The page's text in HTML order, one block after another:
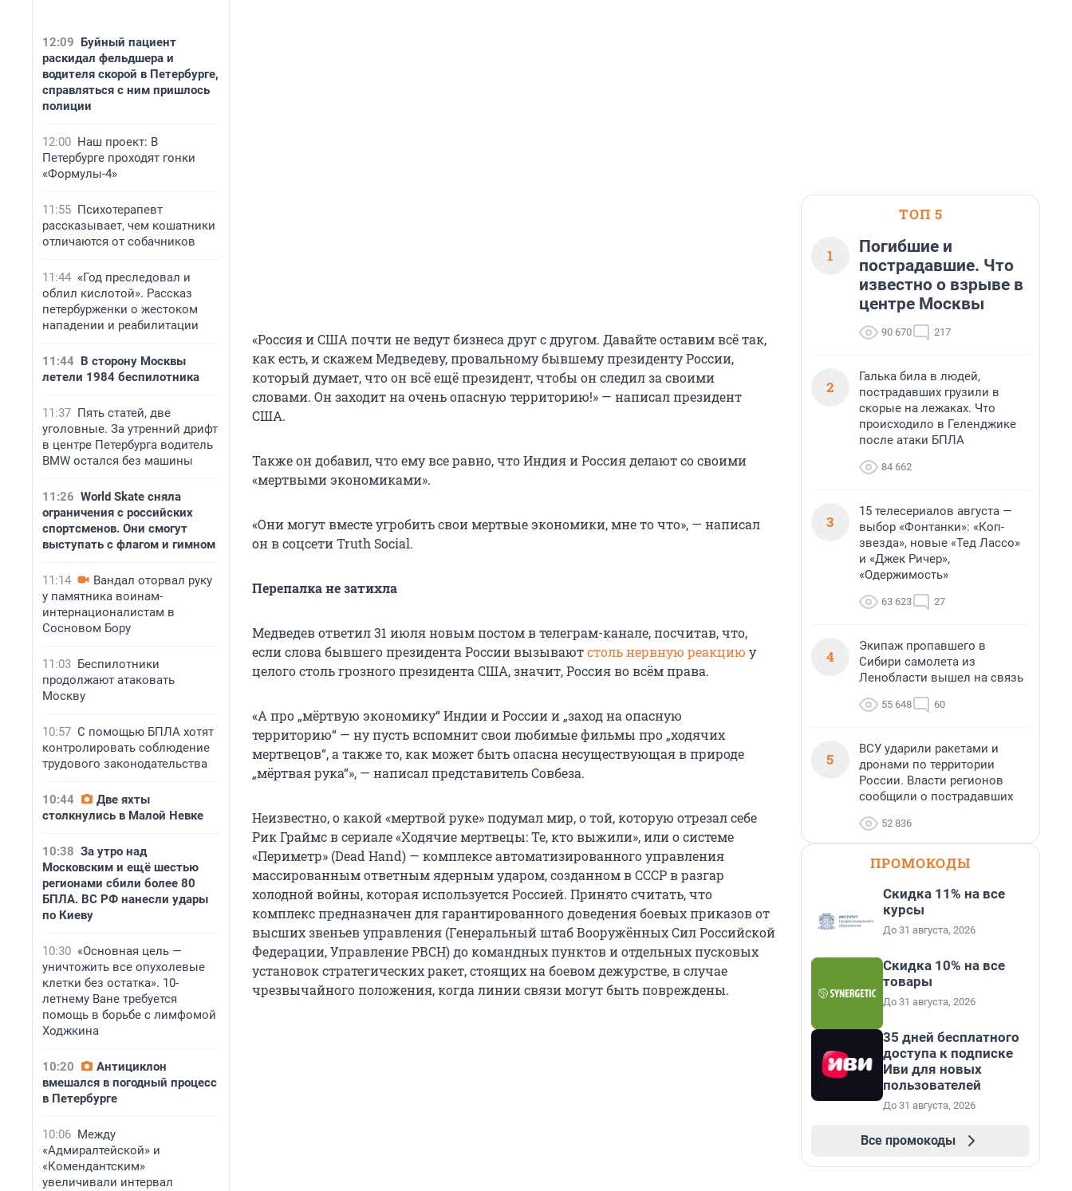
12:09 Буйный пациент
раскидал фельдшера и
водителя скорой в Петербурге,
справляться с ним пришлось
полиции
12:00 Наш проект: В
Петербурге проходят гонки
«Формулы-4»
11:55 Психотерапевт
рассказывает, чем кошатники
отличаются от собачников
11:44 «Год преследовал и
облил кислотой». Рассказ
петербурженки о жестоком
нападении и реабилитации
11:44 В сторону Москвы
летели 1984 беспилотника
11:37 Пять статей, две
уголовные. За утренний дрифт
в центре Петербурга водитель
BMW остался без машины
11:26 World Skate сняла
ограничения с российских
спортсменов. Они смогут
выступать с флагом и гимном
11:14
Вандал оторвал руку
у памятника воинам-
интернационалистам в
Сосновом Бору
11:03 Беспилотники
продолжают атаковать
Москву
10:57 С помощью БПЛА хотят
контролировать соблюдение
трудового законодательства
10:44
Две яхты
столкнулись в Малой Невке
10:38 За утро над
Московским и ещё шестью
регионами сбили более 80
БПЛА. ВС РФ нанесли удары
по Киеву
10:30 «Основная цель —
уничтожить все опухолевые
клетки без остатка». 10-
летнему Ване требуется
помощь в борьбе с лимфомой
Ходжкина
10:20
Антициклон
вмешался в погодный процесс
в Петербурге
10:06 Между
«Адмиралтейской» и
«Комендантским»
увеличивали интервал
«Россия и США почти не ведут бизнеса друг с другом. Давайте оставим всё так,
как есть, и скажем Медведеву, провальному бывшему президенту России,
который думает, что он всё ещё президент, чтобы он следил за своими
словами. Он заходит на очень опасную территорию!» — написал президент
США.
Также он добавил, что ему все равно, что Индия и Россия делают со своими
«мертвыми экономиками».
«Они могут вместе угробить свои мертвые экономики, мне то что», — написал
он в соцсети Truth Social.
Перепалка не затихла
Медведев ответил 31 июля новым постом в телеграм-канале, посчитав, что,
если слова бывшего президента России вызываютстоль нервную реакцию у
целого столь грозного президента США, значит, Россия во всём права.
«А про „мёртвую экономику“ Индии и России и „заход на опасную
территорию“ — ну пусть вспомнит свои любимые фильмы про „ходячих
мертвецов“, а также то, как может быть опасна несуществующая в природе
„мёртвая рука“», — написал представитель Совбеза.
Неизвестно, о какой «мертвой руке» подумал мир, о той, которую отрезал себе
Рик Граймс в сериале «Ходячие мертвецы: Те, кто выжили», или о системе
«Периметр» (Dead Hand) — комплексе автоматизированного управления
массированным ответным ядерным ударом, созданном в СССР в разгар
холодной войны, которая используется Россией. Принято считать, что
комплекс предназначен для гарантированного доведения боевых приказов от
высших звеньев управления (Генеральный штаб Вооружённых Сил Российской
Федерации, Управление РВСН) до командных пунктов и отдельных пусковых
установок стратегических ракет, стоящих на боевом дежурстве, в случае
чрезвычайного положения, когда линии связи могут быть повреждены.
ТОП 5
1
Погибшие и
пострадавшие. Что
известно о взрыве в
центре Москвы
90 670 217
2
Галька била в людей,
пострадавших грузили в
скорые на лежаках. Что
происходило в Геленджике
после атаки БПЛА
84 662
3
15 телесериалов августа —
выбор «Фонтанки»: «Коп-
звезда», новые «Тед Лассо»
и «Джек Ричер»,
«Одержимость»
63 623 27
4
Экипаж пропавшего в
Сибири самолета из
Ленобласти вышел на связь
55 648 60
5
ВСУ ударили ракетами и
дронами по территории
России. Власти регионов
сообщили о пострадавших
52 836
ПРОМОКОДЫ
Скидка 11% на все
курсы
До 31 августа, 2026
Скидка 10% на все
товары
До 31 августа, 2026
35 дней бесплатного
доступа к подписке
Иви для новых
пользователей
До 31 августа, 2026
Все промокоды